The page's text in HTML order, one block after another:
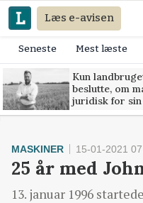
Læs e-avisen
Seneste Mest læste
Kun
beslutte, om
juridisk for sin
MASKINER 15-01-2021
25 år med
13. januar 1996